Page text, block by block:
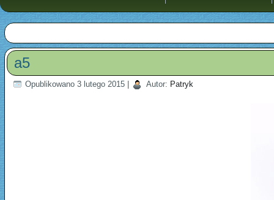
a5
Opublikowano 3 lutego 2015 Autor: Patryk